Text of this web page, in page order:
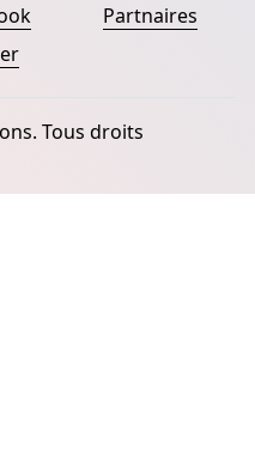
Partnaires
Tous droits